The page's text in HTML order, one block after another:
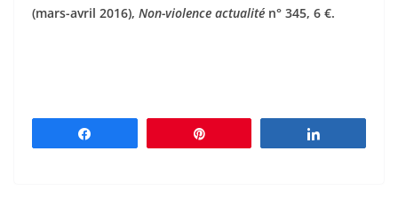
(mars-avril 2016), Non-violence actualité n° 345, 6 €.